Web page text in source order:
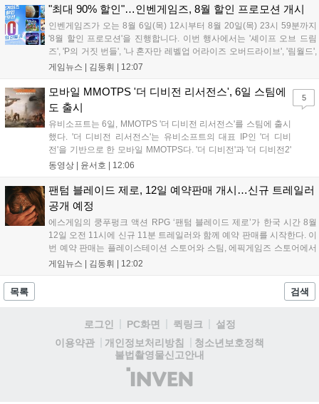
또한 '테르비스'는 일본 코미케에 출품하며 해외 시장 공략을 강화
합니다. 김태영 대표는 내년 신작 출시를 위해 하반기 적극적인
사업 일정을 추진하고 주주가치 제고에 힘쓰겠다고 밝혔습니
다....
"최대 90% 할인"…인벤게임즈, 8월 할인 프로모션 개시
인벤게임즈가 오는 8월 6일(목) 12시부터 8월 20일(목) 23시 59분까지
'8월 할인 프로모션'을 진행합니다. 이번 행사에서는 '셰이프 오브 드림
즈', 'P의 거짓 번들', '나 혼자만 레벨업 어라이즈 오버드라이브', '림월드',
'아랑전설 시티 오브 더 울브스', '팰월드' 등 인기 타이틀을 최대 90% 할
론 네이버페이 포인트 추가 적립 혜택도 받을 수 있으며, 자세한 내용은
공식 네이버 스마트 스토어에서 확인 가능합니다....
게임뉴스 | 김동휘 12:07
모바일 MMOTPS '더 디비전 리서전스', 6일 스팀에
도 출시
유비소프트는 6일, MMOTPS '더 디비전 리서전스'를 스팀에 출시
했다. '더 디비전 리서전스'는 유비소프트의 대표 IP인 '더 디비
전'을 기반으로 한 모바일 MMOTPS다. '더 디비전'과 '더 디비전2'
사이의 시기를 배경으로 하고 있으며, 완전히 새로운 독립형 스토
의 디비전 요원이 되어...
동영상 | 윤서호 12:06
5
팬텀 블레이드 제로, 12일 예약판매 개시…신규 트레일러
공개 예정
에스게임의 쿵푸펑크 액션 RPG ‘팬텀 블레이드 제로’가 한국 시간 8월
12일 오전 11시에 신규 11분 트레일러와 함께 예약 판매를 시작한다. 이
번 예약 판매는 플레이스테이션 스토어와 스팀, 에픽게임즈 스토어에서
진행되며, 개발이 완료된 게임은 10월 29일 정식 출시될 예정이다. 언리
게임뉴스 | 김동휘 12:02
목록 검색
로그인 PC화면 퀵링크
설정
이용약관
개인정보처리방침
청소년보호정책
불법촬영물신고안내
(주)
인